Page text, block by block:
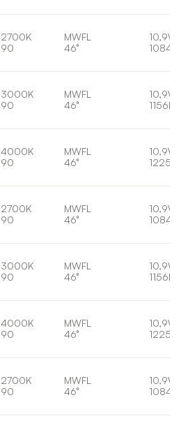
2700K
90
MWFL
46°
10,9W
1084lm
3000K
90
MWFL
46°
10,9W
1156lm
4000K
90
MWFL
46°
10,9W
1225lm
2700K
90
MWFL
46°
10,9W
1084lm
3000K
90
MWFL
46°
10,9W
1156lm
4000K
90
MWFL
46°
10,9W
1225lm
2700K
90
MWFL
46°
10,9W
1084lm